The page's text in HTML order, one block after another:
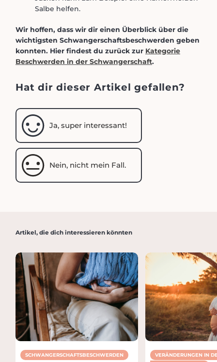
Salbe helfen.
Wir hoffen, dass wir dir einen Überblick über die
wichtigsten Schwangerschaftsbeschwerden geben
konnten. Hier findest du zurück zur Kategorie
Beschwerden in der Schwangerschaft.
Hat dir dieser Artikel gefallen?
Ja, super interessant!
Nein, nicht mein Fall.
Artikel, die dich interessieren könnten
SCHWANGERSCHAFTSBESCHWER­DEN
VERÄNDERUNGEN IN